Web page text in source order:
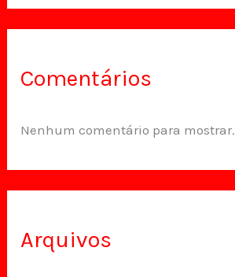
Comentários
Nenhum comentário para mostrar.
Arquivos